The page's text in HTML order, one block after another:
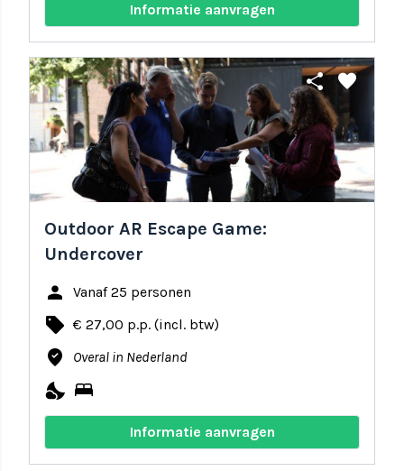
Informatie aanvragen
share favorite
Outdoor AR Escape Game:
Undercover
person Vanaf 25 personen
local_offer € 27,00 p.p. (incl. btw)
where_to_vote Overal in Nederland
nights_stay bed
Informatie aanvragen